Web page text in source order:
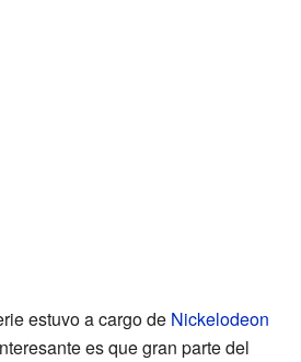
estuvo a cargo de Nickelodeon
es que gran parte del